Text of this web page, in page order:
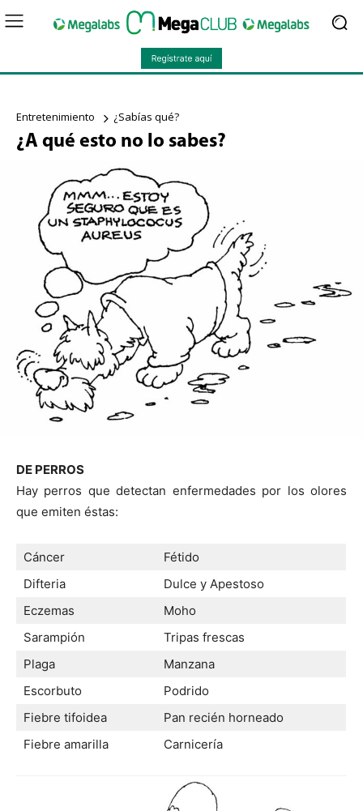
Entretenimiento ¿Sabías qué?
¿A qué esto no lo sabes?
DE PERROS
Hay perros que detectan enfermedades por los olores
que emiten éstas:
Cáncer
Fétido
Difteria
Dulce y Apestoso
Eczemas
Moho
Sarampión
Tripas frescas
Plaga
Manzana
Escorbuto
Podrido
Fiebre tifoidea
Pan recién horneado
Fiebre amarilla
Carnicería